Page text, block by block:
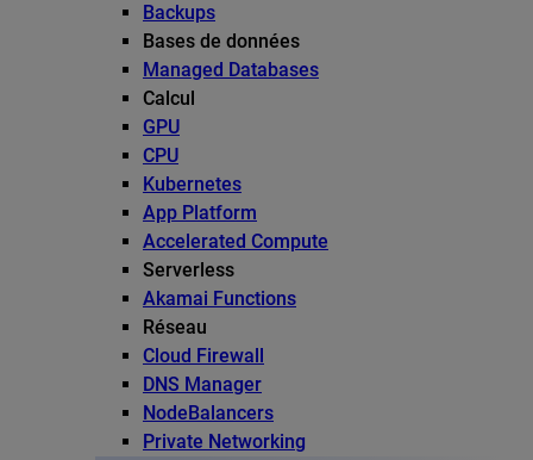
Backups
Bases de données
Managed Databases
Calcul
GPU
CPU
Kubernetes
App Platform
Accelerated Compute
Serverless
Akamai Functions
Réseau
Cloud Firewall
DNS Manager
NodeBalancers
Private Networking